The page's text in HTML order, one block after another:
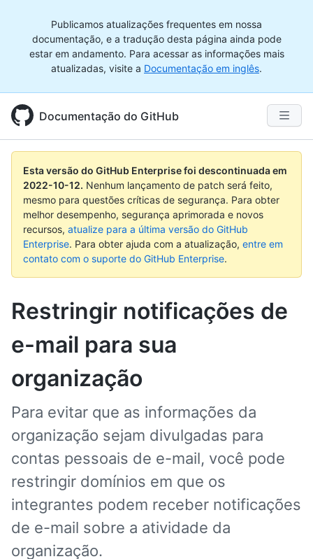
Publicamos atualizações frequentes em nossa
documentação, e a tradução desta página ainda pode
estar em andamento. Para acessar as informações mais
atualizadas, visite a Documentação em inglês.
Documentação do GitHub
Esta versão do GitHub Enterprise foi descontinuada em
2022-10-12. Nenhum lançamento de patch será feito,
mesmo para questões críticas de segurança. Para obter
melhor desempenho, segurança aprimorada e novos
recursos, atualize para a última versão do GitHub
Enterprise. Para obter ajuda com a atualização, entre em
contato com o suporte do GitHub Enterprise.
Restringir notificações de
e-mail para sua
organização
Para evitar que as informações da
organização sejam divulgadas para
contas pessoais de e-mail, você pode
restringir domínios em que os
integrantes podem receber notificações
de e-mail sobre a atividade da
organização.